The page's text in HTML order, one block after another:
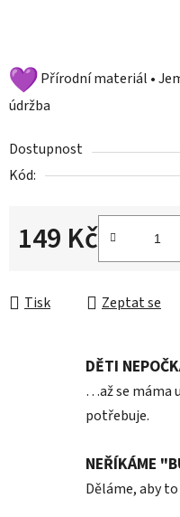
Přírodní materiál •
údržba
Dostupnost
Kód:
149 Kč
Tisk Zeptat se
DĚTI
…až se máma
potřebuje.
NEŘÍKÁME
Děláme, aby